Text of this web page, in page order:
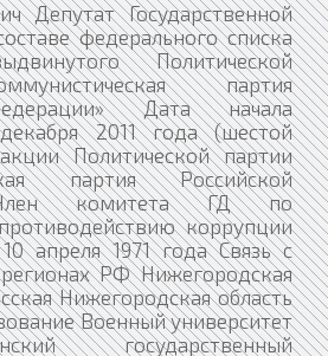
Депутат Государственной
федерального списка
Политической
партия
Дата начала
2011 года (шестой
Политической партии
партия Российской
комитета ГД по
коррупции
апреля 1971 года Связь с
РФ Нижегородская
Нижегородская область
Военный университет
государственный